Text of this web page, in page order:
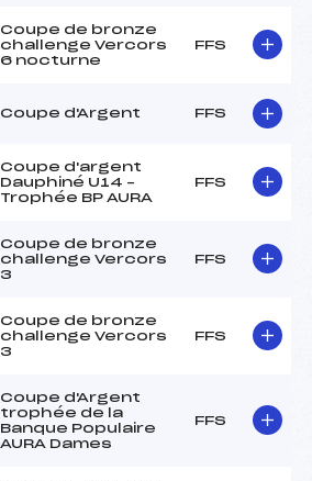
Coupe de bronze
challenge Vercors
6 nocturne
FFS
Coupe d'Argent FFS
Coupe d'argent
Dauphiné U14 –
Trophée BP AURA
FFS
Coupe de bronze
challenge Vercors
3
FFS
Coupe de bronze
challenge Vercors
3
FFS
Coupe d'Argent
trophée de la
Banque Populaire
AURA Dames
FFS